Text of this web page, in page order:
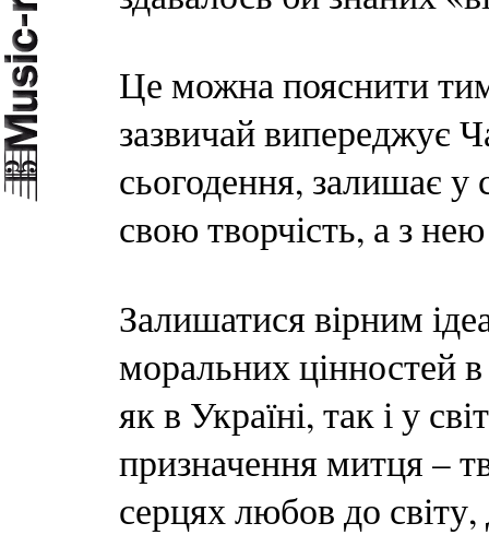
Це можна пояснити
зазвичай випереджує
сьогодення, залишає
свою творчість, а з
Залишатися вірним
моральних цінностей
як в Україні, так і у
призначення митця –
серцях любов до